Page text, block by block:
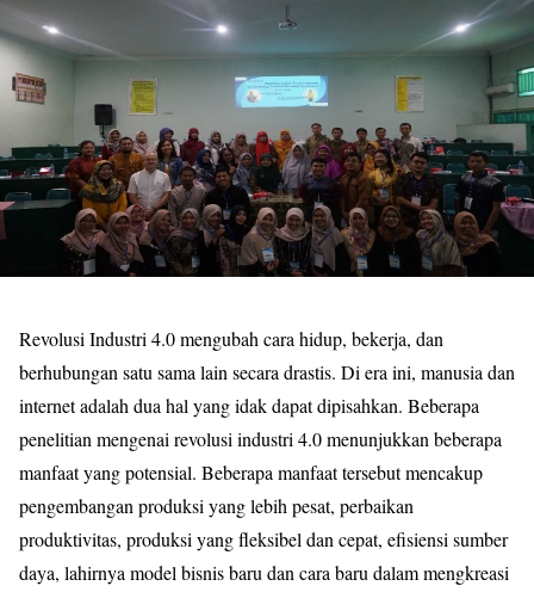
Revolusi Industri 4.0 mengubah cara hidup, bekerja, dan
berhubungan satu sama lain secara drastis. Di era ini, manusia dan
internet adalah dua hal yang idak dapat dipisahkan. Beberapa
penelitian mengenai revolusi industri 4.0 menunjukkan beberapa
manfaat yang potensial. Beberapa manfaat tersebut mencakup
pengembangan produksi yang lebih pesat, perbaikan
produktivitas, produksi yang fleksibel dan cepat, efisiensi sumber
daya, lahirnya model bisnis baru dan cara baru dalam mengkreasi